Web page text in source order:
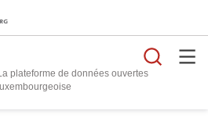
plateforme de données ouvertes